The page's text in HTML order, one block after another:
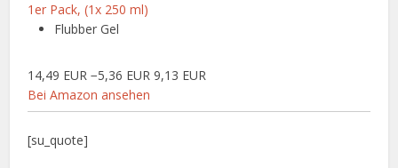
1er Pack, (1x 250 ml)
Flubber Gel
14,49 EUR −5,36 EUR 9,13 EUR
Bei Amazon ansehen
[su_quote]